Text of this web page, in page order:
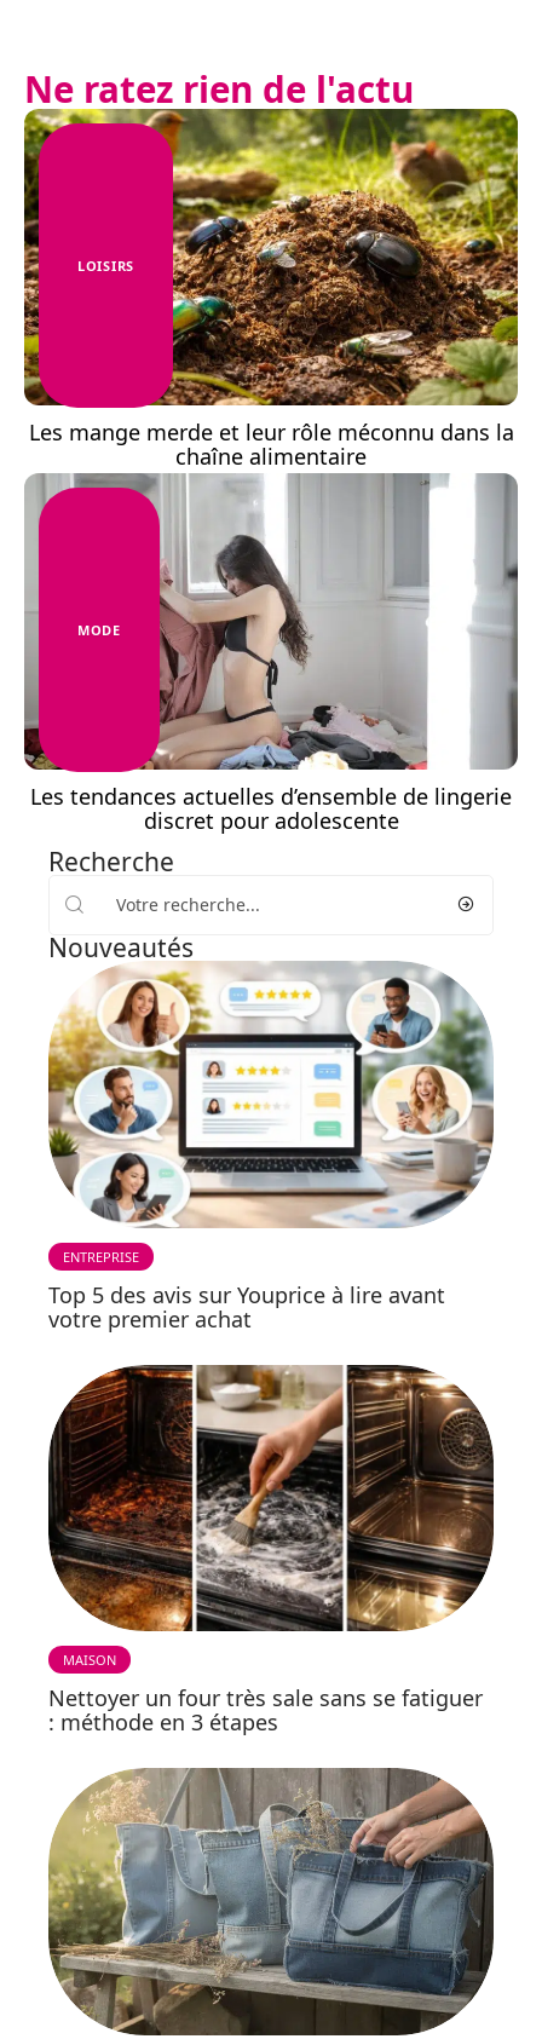
Ne ratez rien de l'actu
LOISIRS
Les mange merde et leur rôle méconnu dans la
chaîne alimentaire
MODE
Les tendances actuelles d’ensemble de lingerie
discret pour adolescente
Recherche
Nouveautés
ENTREPRISE
Top 5 des avis sur Youprice à lire avant
votre premier achat
MAISON
Nettoyer un four très sale sans se fatiguer
: méthode en 3 étapes